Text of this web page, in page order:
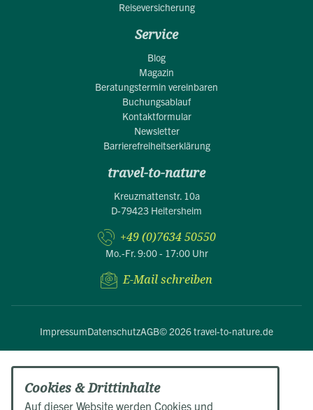
Reiseversicherung
Service
Blog
Magazin
Beratungstermin vereinbaren
Buchungsablauf
Kontaktformular
Newsletter
Barrierefreiheitserklärung
travel-to-nature
Kreuzmattenstr. 10a
D-79423 Heitersheim
+49 (0)7634 50550
Mo.-Fr. 9:00 - 17:00 Uhr
E-Mail schreiben
ImpressumDatenschutzAGB© 2026 travel-to-nature.de
Cookies & Drittinhalte
Auf dieser Website werden Cookies und